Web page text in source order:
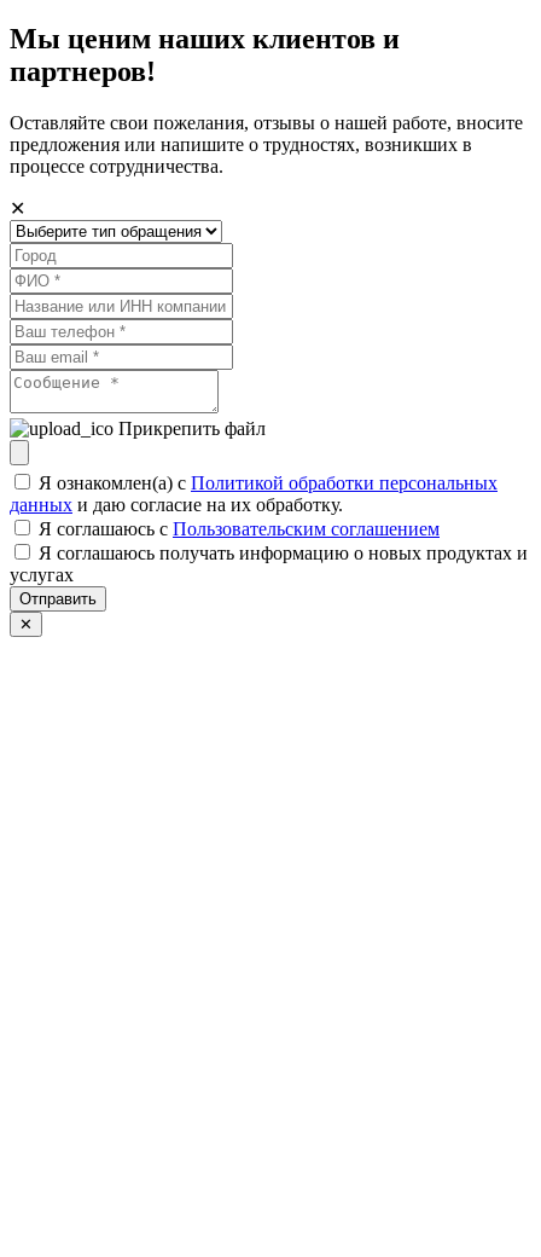
Мы ценим наших клиентов и
партнеров!
Оставляйте свои пожелания, отзывы о нашей работе, вносите
предложения или напишите о трудностях, возникших в
процессе сотрудничества.
✕
Прикрепить файл
Я ознакомлен(а) с Политикой обработки персональных
данных и даю согласие на их обработку.
Я соглашаюсь c Пользовательским соглашением
Я соглашаюсь получать информацию о новых продуктах и
услугах
Отправить
✕